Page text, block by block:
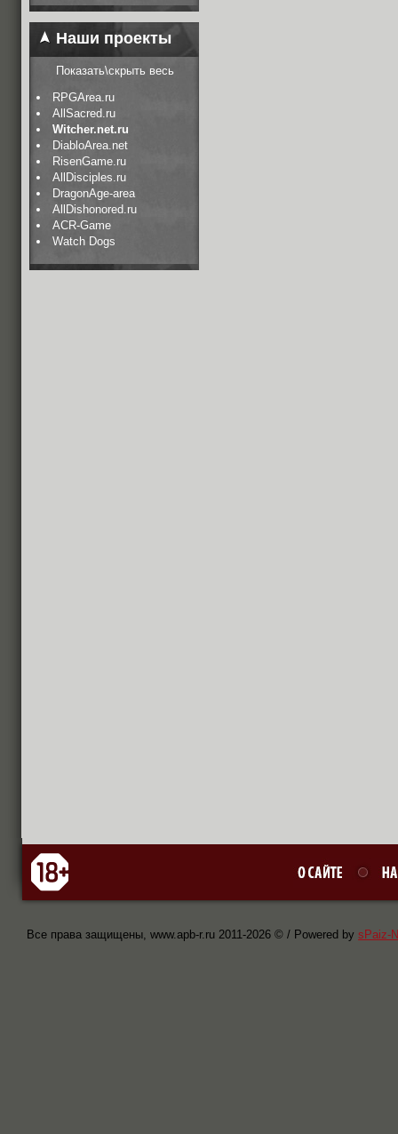
Наши проекты
Показать\скрыть весь
RPGArea.ru
AllSacred.ru
Witcher.net.ru
DiabloArea.net
RisenGame.ru
AllDisciples.ru
DragonAge-area
AllDishonored.ru
ACR-Game
Watch Dogs
Все права защищены, www.apb-r.ru 2011-2026 © / Powered by sPaiz-